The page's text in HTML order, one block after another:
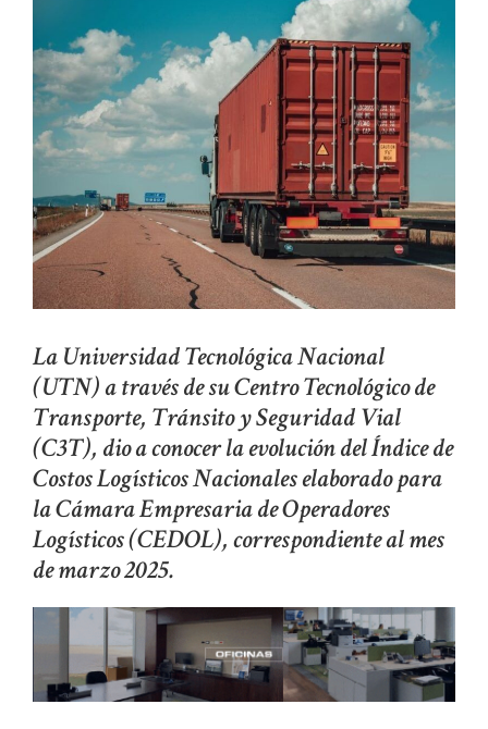
La Universidad Tecnológica Nacional
(UTN) a través de su Centro Tecnológico de
Transporte, Tránsito y Seguridad Vial
(C3T), dio a conocer la evolución del Índice de
Costos Logísticos Nacionales elaborado para
la Cámara Empresaria de Operadores
Logísticos (CEDOL), correspondiente al mes
de marzo 2025.